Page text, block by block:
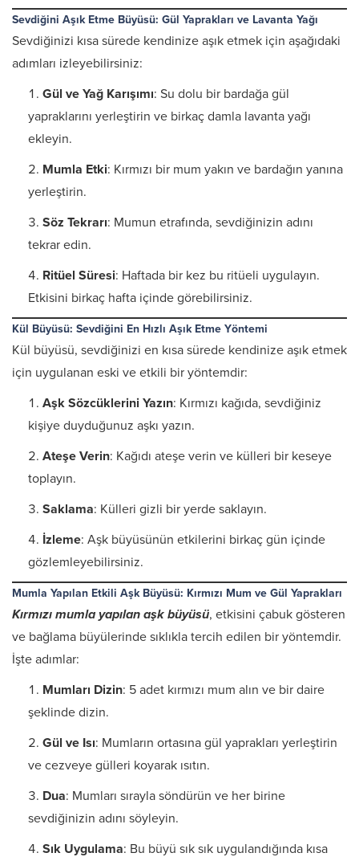
Sevdiğini Aşık Etme Büyüsü: Gül Yaprakları ve Lavanta Yağı
Sevdiğinizi kısa sürede kendinize aşık etmek için aşağıdaki
adımları izleyebilirsiniz:
Gül ve Yağ Karışımı: Su dolu bir bardağa gül
yapraklarını yerleştirin ve birkaç damla lavanta yağı
ekleyin.
Mumla Etki: Kırmızı bir mum yakın ve bardağın yanına
yerleştirin.
Söz Tekrarı: Mumun etrafında, sevdiğinizin adını
tekrar edin.
Ritüel Süresi: Haftada bir kez bu ritüeli uygulayın.
Etkisini birkaç hafta içinde görebilirsiniz.
Kül Büyüsü: Sevdiğini En Hızlı Aşık Etme Yöntemi
Kül büyüsü, sevdiğinizi en kısa sürede kendinize aşık etmek
için uygulanan eski ve etkili bir yöntemdir:
Aşk Sözcüklerini Yazın: Kırmızı kağıda, sevdiğiniz
kişiye duyduğunuz aşkı yazın.
Ateşe Verin: Kağıdı ateşe verin ve külleri bir keseye
toplayın.
Saklama: Külleri gizli bir yerde saklayın.
İzleme: Aşk büyüsünün etkilerini birkaç gün içinde
gözlemleyebilirsiniz.
Mumla Yapılan Etkili Aşk Büyüsü: Kırmızı Mum ve Gül Yaprakları
Kırmızı mumla yapılan aşk büyüsü, etkisini çabuk gösteren
ve bağlama büyülerinde sıklıkla tercih edilen bir yöntemdir.
İşte adımlar:
Mumları Dizin: 5 adet kırmızı mum alın ve bir daire
şeklinde dizin.
Gül ve Isı: Mumların ortasına gül yaprakları yerleştirin
ve cezveye gülleri koyarak ısıtın.
Dua: Mumları sırayla söndürün ve her birine
sevdiğinizin adını söyleyin.
Sık Uygulama: Bu büyü sık sık uygulandığında kısa